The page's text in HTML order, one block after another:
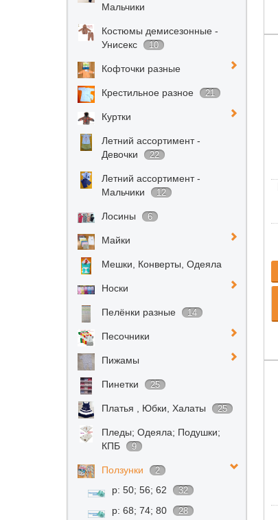
Мальчики
Костюмы демисезонные -
Унисекс
10
Кофточки разные
Крестильное разное 21
Куртки
Летний ассортимент -
Девочки
22
Летний ассортимент -
Мальчики
12
Лосины 6
Майки
Мешки, Конверты, Одеяла
Носки
Пелёнки разные 14
Песочники
Пижамы
Пинетки 25
Платья , Юбки, Халаты 25
Пледы; Одеяла; Подушки;
КПБ
9
Ползунки 2
р: 50; 56; 62 32
р: 68; 74; 80 28